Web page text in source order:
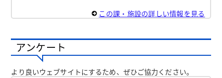
この課・施設の詳しい情報を見る
アンケート
より良いウェブサイトにするため、ぜひご協力ください。